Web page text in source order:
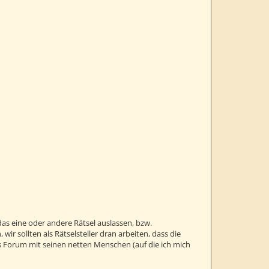
eine oder andere Rätsel auslassen, bzw.
sollten als Rätselsteller dran arbeiten, dass die
mit seinen netten Menschen (auf die ich mich